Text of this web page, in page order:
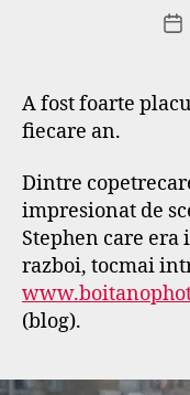
A fost foarte
fiecare an.
Dintre
impresionat de
Stephen care
razboi, tocmai
(blog).